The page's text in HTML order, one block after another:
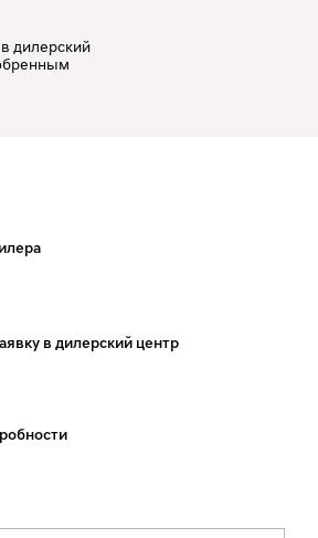
дилерский
в дилерский центр